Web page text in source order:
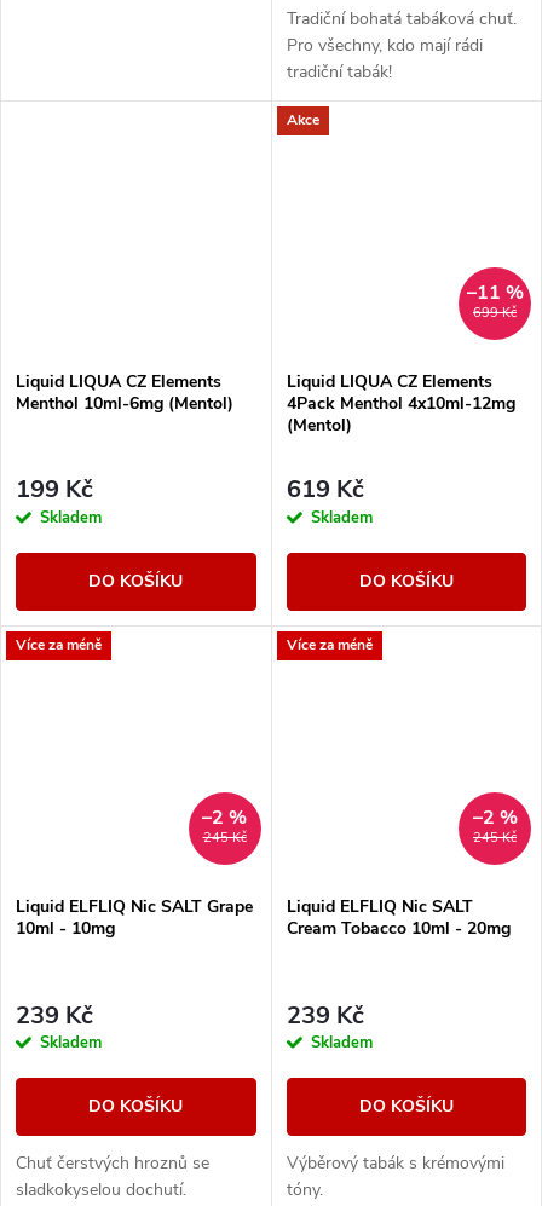
Tradiční bohatá tabáková chuť.
Pro všechny, kdo mají rádi
tradiční tabák!
Liquid LIQUA CZ Elements
Menthol 10ml-6mg (Mentol)
199 Kč
Skladem
DO KOŠÍKU
Akce
699 Kč
–11 %
Liquid LIQUA CZ Elements
4Pack Menthol 4x10ml-12mg
(Mentol)
619 Kč
Skladem
DO KOŠÍKU
Více za méně
245 Kč
–2 %
Liquid ELFLIQ Nic SALT Grape
10ml - 10mg
239 Kč
Skladem
DO KOŠÍKU
Chuť čerstvých hroznů se
sladkokyselou dochutí.
Více za méně
245 Kč
–2 %
Liquid ELFLIQ Nic SALT
Cream Tobacco 10ml - 20mg
239 Kč
Skladem
DO KOŠÍKU
Výběrový tabák s krémovými
tóny.